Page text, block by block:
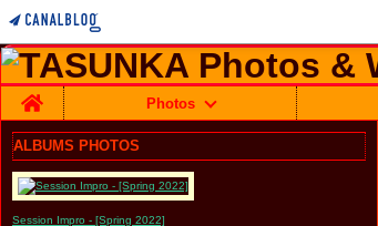
Home
Photos
ALBUMS PHOTOS
Session Impro - [Spring 2022]